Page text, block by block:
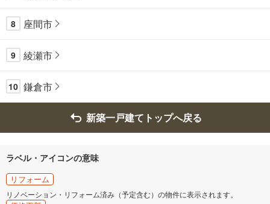
8 座間市
9 綾瀬市
10 鎌倉市
新築一戸建てトップへ戻る
ラベル・アイコンの意味
リフォーム
リノベーション・リフォーム済み（予定含む）の物件に表示されます。